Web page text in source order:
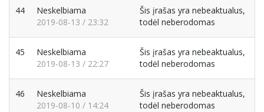
44
Neskelbiama
2019-08-13 / 23:32
Šis įrašas yra nebeaktualus,
todėl neberodomas
45
Neskelbiama
2019-08-13 / 22:27
Šis įrašas yra nebeaktualus,
todėl neberodomas
46
Neskelbiama
2019-08-10 / 14:24
Šis įrašas yra nebeaktualus,
todėl neberodomas